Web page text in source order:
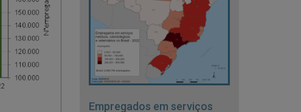
Empregados em serviços